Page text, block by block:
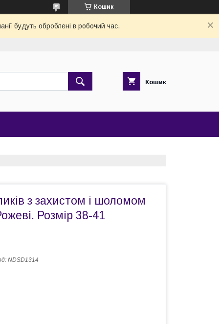
Кошик
будуть оброблені в робочий час.
Кошик
з захистом і шоломом
Розмір 38-41
NDSD1314